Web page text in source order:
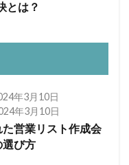
とは？
年3月10日
年3月10日
た営業リスト作成会
選び方